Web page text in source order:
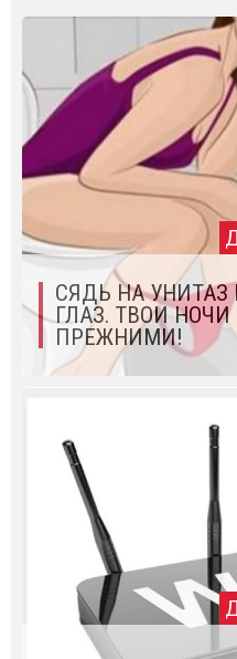
СЯДЬ НА
ГЛАЗ. ТВОИ
ПРЕЖНИМИ!